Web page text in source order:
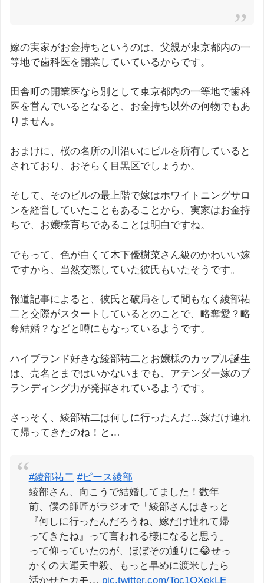
嫁の実家がお金持ちというのは、父親が東京都内の一
等地で歯科医を開業していているからです。
田舎町の開業医なら別として東京都内の一等地で歯科
医を営んでいるとなると、お金持ち以外の何物でもあ
りません。
おまけに、桜の名所の川沿いにビルを所有していると
されており、おそらく目黒区でしょうか。
そして、そのビルの最上階で嫁はホワイトニングサロ
ンを経営していたこともあることから、実家はお金持
ちで、お嬢様育ちであることは明白ですね。
でもって、色が白くて木下優樹菜さん級のかわいい嫁
ですから、当然交際していた彼氏もいたそうです。
報道記事によると、彼氏と破局をして間もなく綾部祐
二と交際がスタートしているとのことで、略奪愛？略
奪結婚？などと噂にもなっているようです。
ハイブランド好きな綾部祐二とお嬢様のカップル誕生
は、売名とまではいかないまでも、アテンダー嫁のブ
ランディング力が発揮されているようです。
さっそく、綾部祐二は何しに行ったんだ…嫁だけ連れ
て帰ってきたのね！と…
#綾部祐二 #ピース綾部
綾部さん、向こうで結婚してました！数年
前、僕の師匠がラジオで「綾部さんはきっと
『何しに行ったんだろうね、嫁だけ連れて帰
ってきたね』って言われる様になると思う」
って仰っていたのが、ほぼその通りに😂せっ
かくの大運天中殺、もっと早めに渡米したら
活かせたカモ… pic.twitter.com/Toc1OXekLE